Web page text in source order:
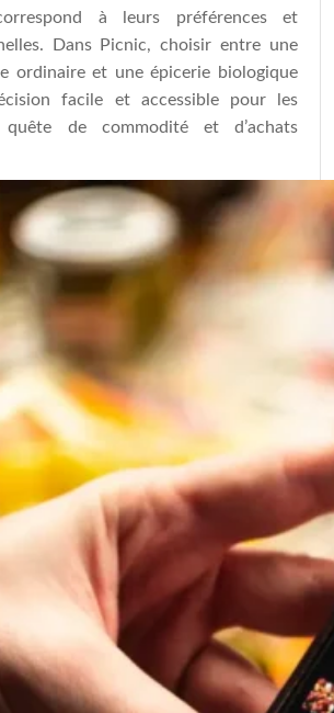
à leurs préférences et
Dans Picnic, choisir entre une
ordinaire et une épicerie biologique
facile et accessible pour les
quête de commodité et d’achats